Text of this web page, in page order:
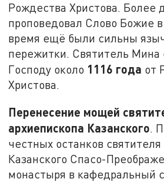
Рождества Христова. Более
проповедовал Слово Божие
время ещё были сильны
пережитки. Святитель Мина
Господу около 1116 года от
Христова.
Перенесение мощей
архиепископа Казанского.
честных останков святителя
Казанского Спасо-
монастыря в кафедральный